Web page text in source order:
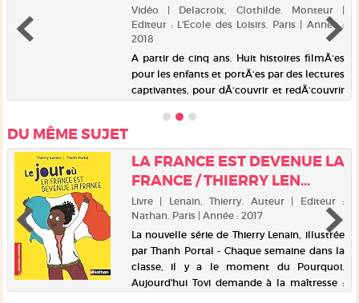
Vidéo | Delacroix, Clothilde. Monteur |
Editeur : L'Ecole des Loisirs. Paris | Année :
2018
A partir de cinq ans. Huit histoires filmÃ‘es
pour les enfants et portÃ‘es par des lectures
captivantes, pour dÃ‘couvrir et redÃ‘couvrir
rocambolesques des petits hÃ‘ros de vos
DU MÊME SUJET
LA FRANCE EST DEVENUE LA
FRANCE / THIERRY LEN...
Livre | Lenain, Thierry. Auteur | Editeur :
Nathan. Paris | Année : 2017
La nouvelle série de Thierry Lenain, illustrée
par Thanh Portal - Chaque semaine dans la
classe, il y a le moment du Pourquoi.
Aujourd'hui Tovi demande à la maîtresse :